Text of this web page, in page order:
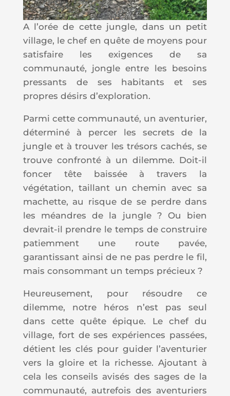
A l’orée de cette jungle, dans un petit
village, le chef en quête de moyens pour
satisfaire les exigences de sa
communauté, jongle entre les besoins
pressants de ses habitants et ses
propres désirs d’exploration.
Parmi cette communauté, un aventurier,
déterminé à percer les secrets de la
jungle et à trouver les trésors cachés, se
trouve confronté à un dilemme. Doit-il
foncer tête baissée à travers la
végétation, taillant un chemin avec sa
machette, au risque de se perdre dans
les méandres de la jungle ? Ou bien
devrait-il prendre le temps de construire
patiemment une route pavée,
garantissant ainsi de ne pas perdre le fil,
mais consommant un temps précieux ?
Heureusement, pour résoudre ce
dilemme, notre héros n’est pas seul
dans cette quête épique. Le chef du
village, fort de ses expériences passées,
détient les clés pour guider l’aventurier
vers la gloire et la richesse. Ajoutant à
cela les conseils avisés des sages de la
communauté, autrefois des aventuriers